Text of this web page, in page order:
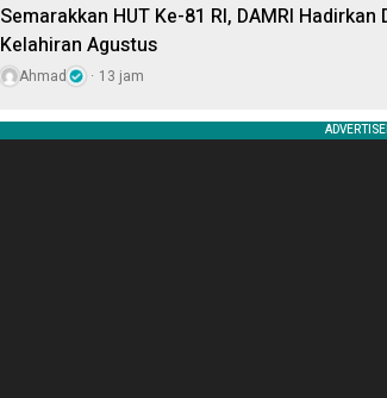
Semarakkan HUT Ke-81 RI, DAMRI
Kelahiran Agustus
Ahmad 13 jam